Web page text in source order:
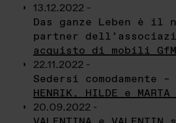
13.12.2022 -
Das ganze Leben è il
partner
acquisto di mobili
22.11.2022 -
Sedersi comodamente –
HENRIK, HILDE e MARTA
20.09.2022 -